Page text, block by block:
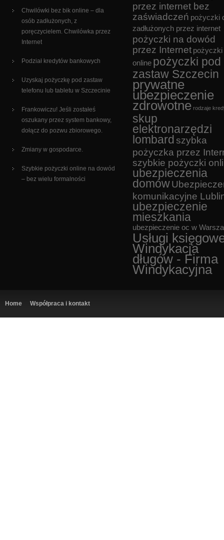
Chwilówki bez bik online – dla
osób zadłużonych, z
poręczycielem. Chwilówka przez
Internet
Podział kredytów bankowych
Uzyskaj pożyczkę pod zastaw
telefonu lub tabletu w Szczecinie
Frankowiczu! Jeśli zostałeś
oszukany przez system bankowy,
dołącz do pozwu zbiorowego.
Zmiany w gospodarce.
Szybkie pożyczki online na dowód
– bez wielu formalności
przez internet bez
zaświadczeń pożyczki
zadłużonych przez internet
pożyczki na dowód
przez Internet pożyczki
online pożyczki pod
zastaw Szczecin
prywatne
ubezpieczenie
zdrowotne rodzaje
skup
elektronarzędzi
lombard szybka
pożyczka przez
szybkie pożyczki
ubezpieczenia
domów
komunikacyjne
ubezpieczenie
mieszkania
ubezpieczenie oc w
Usługi
Windykacja
długów - Firma
Windykacyjna
Home Współpraca i kontakt